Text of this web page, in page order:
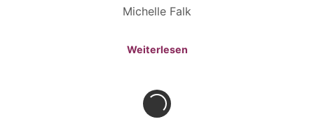
Michelle Falk
Weiterlesen